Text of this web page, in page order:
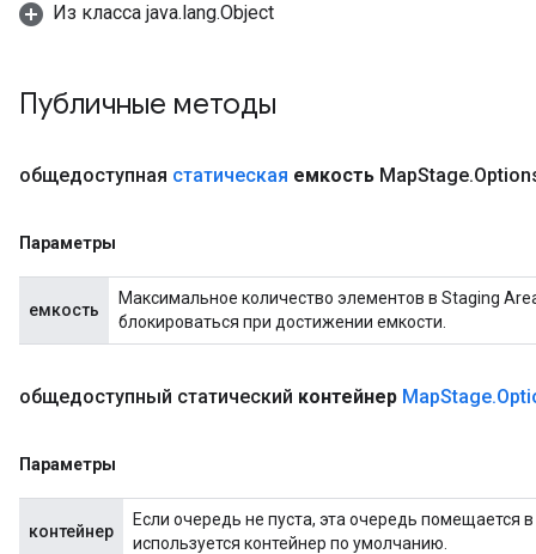
Из класса java.lang.Object
Публичные методы
общедоступная статическая емкость MapStage.
Параметры
емкость
Максимальное количество элементов в Staging
блокироваться при достижении емкости.
общедоступный статический контейнер MapStage.
Параметры
контейнер
Если очередь не пуста, эта очередь помещается
используется контейнер по умолчанию.